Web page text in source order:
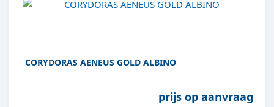
CORYDORAS AENEUS GOLD ALBINO
prijs op aanvraag